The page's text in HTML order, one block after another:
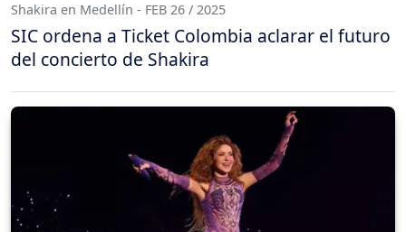
Shakira en Medellín - FEB 26 / 2025
SIC ordena a Ticket Colombia aclarar el futuro
del concierto de Shakira